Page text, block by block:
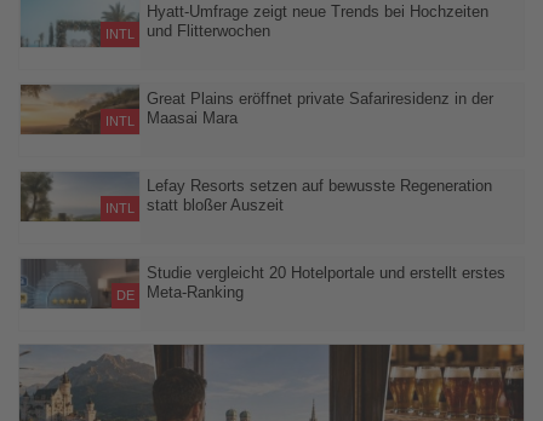
de Gràcia – Meliá soll den Betrieb zunächst unverändert
fortführen
INTL
Hyatt-Umfrage zeigt neue Trends bei Hochzeiten
und Flitterwochen
Flitterwochenkonzepte verändern die Wünsche deutscher Paare
INTL
Great Plains eröffnet private Safariresidenz in der
Maasai Mara
zwölf Gäste und verbindet exklusive Safaris mit privatem Wohnen
INTL
Lefay Resorts setzen auf bewusste Regeneration
statt bloßer Auszeit
helfen, Körper und Geist nachhaltig zu erholen
DE
Studie vergleicht 20 Hotelportale und erstellt erstes
Meta-Ranking
Bewertungsplattformen und untersucht den Einfluss des
Schlafkomforts auf die Gästezufriedenheit